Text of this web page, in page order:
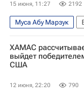
15 июня, 11:27 2192
Муса Абу Марзук
Израиль
США
ХАМАС
выйдет
США
12 июня, 22:20 790